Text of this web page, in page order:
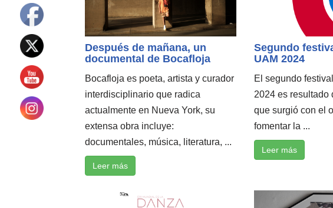
Después de mañana, un
documental de Bocafloja
Bocafloja es poeta, artista y curador
interdisciplinario que radica
actualmente en Nueva York, su
extensa obra incluye:
documentales, música, literatura, ...
Leer más
Segundo
UAM 2024
El segundo
2024 es resultado
que surgió con el
fomentar la ...
Leer más